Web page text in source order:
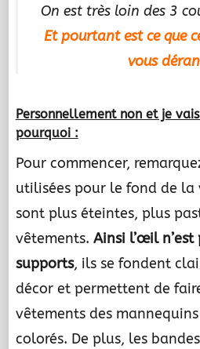
On est très loin des 3
Et pourtant est ce que
vous
Personnellement non et je
pourquoi :
Pour commencer,
utilisées pour le fond de la
sont plus éteintes, plus
vêtements. Ainsi l’œil
supports, ils se fondent
décor et permettent de
vêtements des
colorés. De plus, les